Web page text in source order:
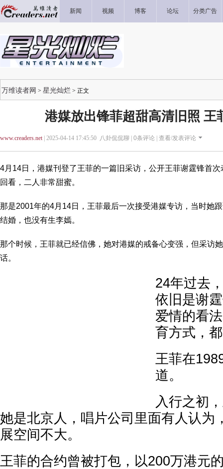
新闻 视频 博客 论坛 分类广告
万维读者网 > 星光灿烂 > 正文
港媒放出锋菲超甜高清旧照 王
www.creaders.net| 2025-04-14 17:45:50 八卦侃侃聊 | 0条评论 | 查看/发表评论
4月14日，港媒刊登了王菲的一篇旧采访，公开王菲谢霆锋首
回看，二人非常甜蜜。
那是2001年的4月14日，王菲最后一次接受港媒专访，当时她
结婚，也没有生李嫣。
那个时候，王菲就已经信佛，她对港媒的戒备心变强，但采访
话。
24年过去
依旧是谢
爱情的看
育方式，
王菲在
道。
入行之初
她是北京人，唱片公司里面有人认为
展空间不大。
王菲的合约曾被打包，以200万港元